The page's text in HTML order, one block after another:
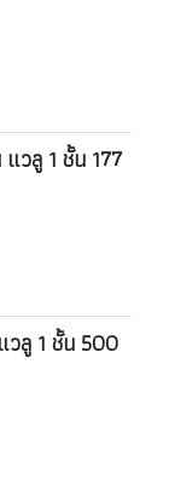
วลู 1 ชั้น 177
วลู 1 ชั้น 500